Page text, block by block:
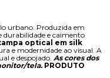
urbano. Produzida em
e caimento
optical em silk
e modernidade ao visual. A
e despojado. As cores dos
tela.PRODUTO